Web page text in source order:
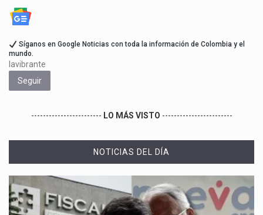
Síganos en Google Noticias con toda la información de Colombia y el
mundo.
lavibrante
Seguir
------------------------ LO MÁS VISTO ------------------------
NOTICIAS DEL DÍA